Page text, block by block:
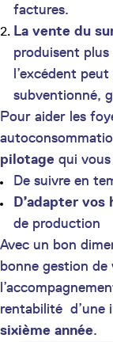
factures.
La vente du
produisent plus
l’excédent
subventionné,
Pour aider les
pilotage qui
De suivre en
D’adapter
de production
Avec un bon
bonne gestion
rentabilité d’une
sixième année.